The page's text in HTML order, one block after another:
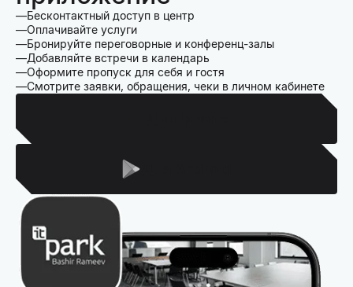
Бесконтактный доступ в центр
Оплачивайте услуги
Бронируйте переговорные и конференц-залы
Добавляйте встречи в календарь
Оформите пропуск для себя и гостя
Смотрите заявки, обращения, чеки в личном кабинете